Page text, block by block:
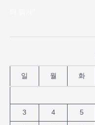
일 월 화
3 4 5